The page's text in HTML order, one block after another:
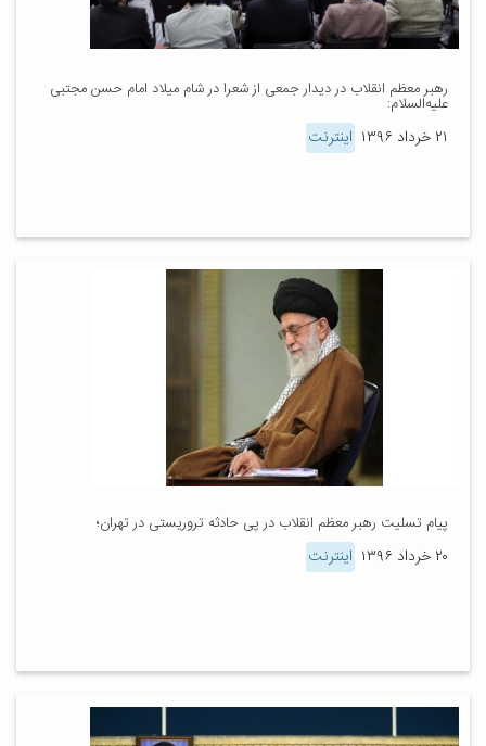
رهبر معظم انقلاب در دیدار جمعی از شعرا در شام میلاد امام حسن مجتبی
علیه‌السلام:
۲۱ خرداد ۱۳۹۶ اینترنت
پیام تسلیت رهبر معظم انقلاب در پی حادثه تروریستی در تهران؛
۲۰ خرداد ۱۳۹۶ اینترنت